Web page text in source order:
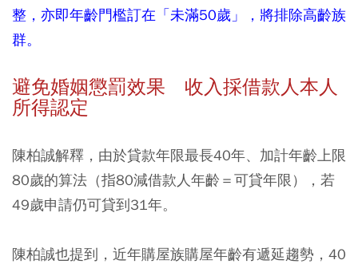
整，亦即年齡門檻訂在「未滿50歲」，將排除高齡族
群。
避免婚姻懲罰效果 收入採借款人本人
所得認定
陳柏誠解釋，由於貸款年限最長40年、加計年齡上限
80歲的算法（指80減借款人年齡＝可貸年限），若
49歲申請仍可貸到31年。
陳柏誠也提到，近年購屋族購屋年齡有遞延趨勢，40